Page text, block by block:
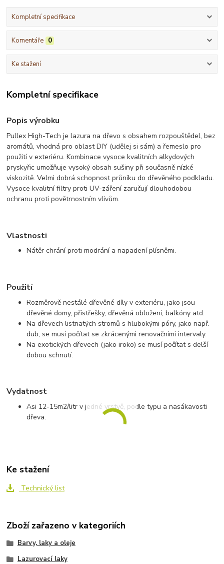
Kompletní specifikace
Komentáře 0
Ke stažení
Kompletní specifikace
Popis výrobku
Pullex High-Tech je lazura na dřevo s obsahem rozpouštědel, bez
aromátů, vhodná pro oblast DIY (udělej si sám) a řemeslo pro
použití v exteriéru. Kombinace vysoce kvalitních alkydových
pryskyřic umožňuje vysoký obsah sušiny při současně nízké
viskozitě. Velmi dobrá schopnost průniku do dřevěného podkladu.
Vysoce kvalitní filtry proti UV-záření zaručují dlouhodobou
ochranu proti povětrnostním vlivům.
Vlastnosti
Nátěr chrání proti modrání a napadení plísněmi.
Použití
Rozměrově nestálé dřevěné díly v exteriéru, jako jsou
dřevěné domy, přístřešky, dřevěná obložení, balkóny atd.
Na dřevech listnatých stromů s hlubokými póry, jako např.
dub, se musí počítat se zkrácenými renovačními intervaly.
Na exotických dřevech (jako iroko) se musí počítat s delší
dobou schnutí.
Vydatnost
Asi 12-15m2/litr v jedné vrstvě, podle typu a nasákavosti
dřeva.
Ke stažení
Technický list
Zboží zařazeno v kategoriích
Barvy, laky a oleje
Lazurovací laky